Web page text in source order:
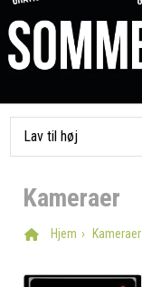
Kameraer
Hjem Kameraer